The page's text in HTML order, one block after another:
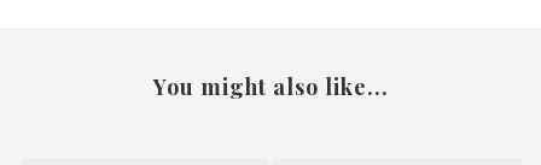
You might also like...